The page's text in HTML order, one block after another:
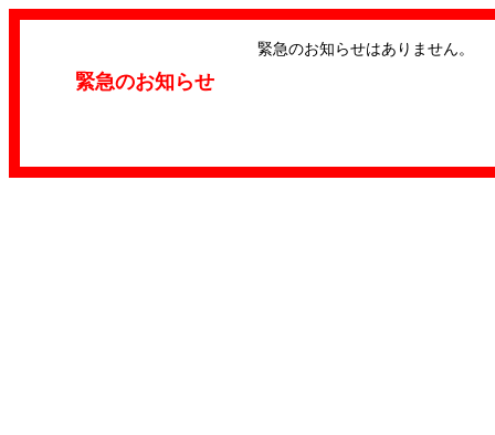
緊急のお知らせ
緊急のお知らせはありません。